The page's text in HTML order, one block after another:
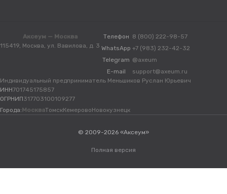
Аксеум — Москва
115419, Москва, ул. Вавилова, д. 3
Телефон 8 (800) 222-98-57
WhatsApp +7 (983) 232-42-32
Telegram @axeum
E-mail
support@axeum.ru
Индивидуальный предприниматель Меньшиков Руслан Юрьевич
ИНН701745175857
ОГРНИП317703100109277
Города: МоскваТомскКемеровоНовокузнецк
© 2009-2026 «Аксеум»
Полная версия